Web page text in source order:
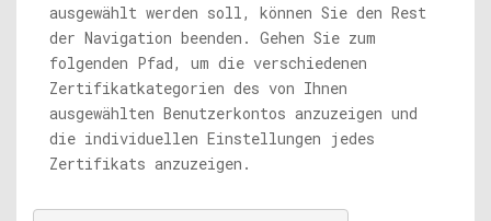
ausgewählt werden soll, können Sie den Rest
der Navigation beenden. Gehen Sie zum
folgenden Pfad, um die verschiedenen
Zertifikatkategorien des von Ihnen
ausgewählten Benutzerkontos anzuzeigen und
die individuellen Einstellungen jedes
Zertifikats anzuzeigen.